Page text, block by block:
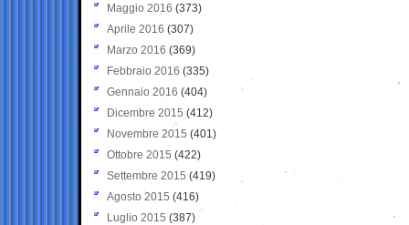
Maggio 2016 (373)
Aprile 2016 (307)
Marzo 2016 (369)
Febbraio 2016 (335)
Gennaio 2016 (404)
Dicembre 2015 (412)
Novembre 2015 (401)
Ottobre 2015 (422)
Settembre 2015 (419)
Agosto 2015 (416)
Luglio 2015 (387)